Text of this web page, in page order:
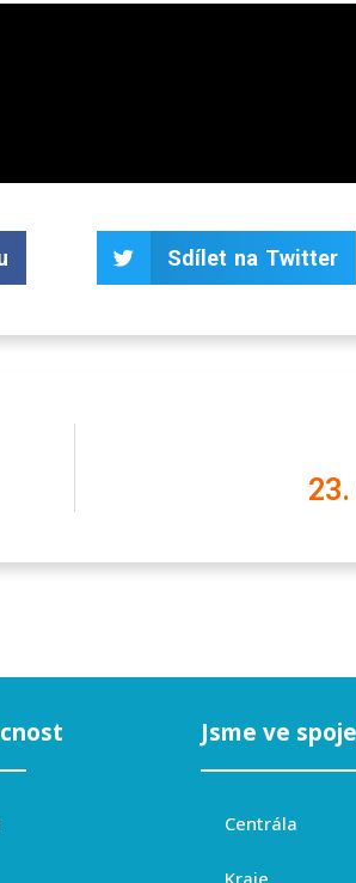
Sdílet na Twitter
Jsme ve
Centrála
Kraje